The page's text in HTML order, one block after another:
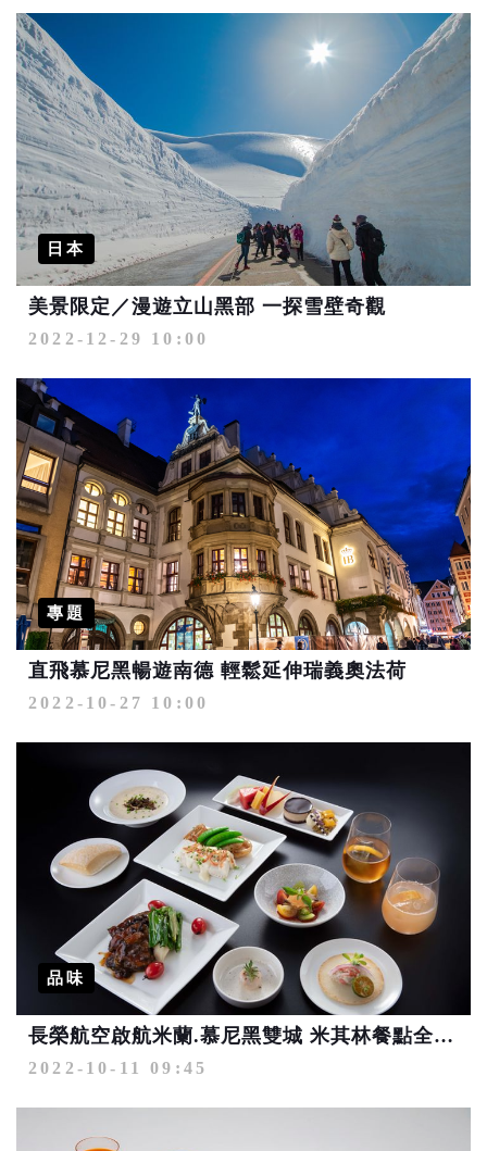
日本
美景限定／漫遊立山黑部 一探雪壁奇觀
2022-12-29 10:00
專題
直飛慕尼黑暢遊南德 輕鬆延伸瑞義奧法荷
2022-10-27 10:00
品味
長榮航空啟航米蘭.慕尼黑雙城 米其林餐點全艙等供應
2022-10-11 09:45